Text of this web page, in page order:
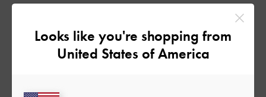
レビューを書く
Looks like you're shopping from
United States of America